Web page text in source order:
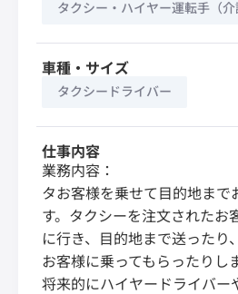
タクシー・ハイヤー運転手（介
車種・サイズ
タクシードライバー
仕事内容
業務内容：
タお客様を乗せて目的地まで
す。タクシーを注文されたお
に行き、目的地まで送ったり
お客様に乗ってもらったりしま
将来的にハイヤードライバー